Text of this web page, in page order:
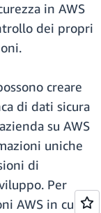
in AWS
dei propri
creare
di dati sicura
su AWS
uniche
di
Per
AWS in cui è